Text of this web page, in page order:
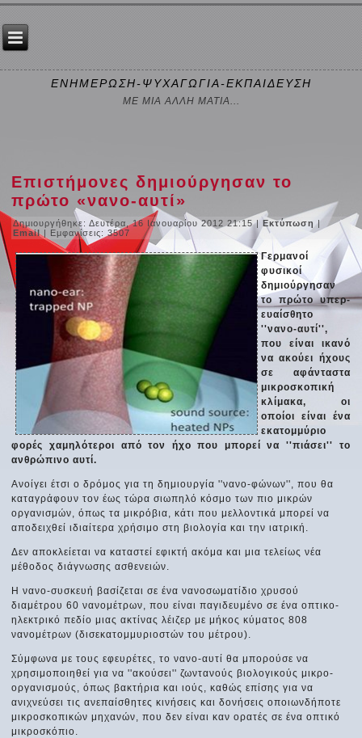
ΕΝΗΜΕΡΩΣΗ-ΨΥΧΑΓΩΓΙΑ-ΕΚΠΑΙΔΕΥΣΗ
ΜΕ ΜΙΑ ΑΛΛΗ ΜΑΤΙΑ...
Επιστήμονες δημιούργησαν το
πρώτο «νανο-αυτί»
Δημιουργήθηκε: Δευτέρα, 16 Ιανουαρίου 2012 21:15|Εκτύπωση|
Email | Εμφανίσεις: 3507
Γερμανοί
φυσικοί
δημιούργησαν
το πρώτο υπερ-
ευαίσθητο
''νανο-αυτί'',
που είναι ικανό
να ακούει ήχους
σε αφάνταστα
μικροσκοπική
κλίμακα, οι
οποίοι είναι ένα
εκατομμύριο
φορές χαμηλότεροι από τον ήχο που μπορεί να ''πιάσει'' το
ανθρώπινο αυτί.
Ανοίγει έτσι ο δρόμος για τη δημιουργία ''νανο-φώνων'', που θα
καταγράφουν τον έως τώρα σιωπηλό κόσμο των πιο μικρών
οργανισμών, όπως τα μικρόβια, κάτι που μελλοντικά μπορεί να
αποδειχθεί ιδιαίτερα χρήσιμο στη βιολογία και την ιατρική.
Δεν αποκλείεται να καταστεί εφικτή ακόμα και μια τελείως νέα
μέθοδος διάγνωσης ασθενειών.
Η νανο-συσκευή βασίζεται σε ένα νανοσωματίδιο χρυσού
διαμέτρου 60 νανομέτρων, που είναι παγιδευμένο σε ένα οπτικο-
ηλεκτρικό πεδίο μιας ακτίνας λέιζερ με μήκος κύματος 808
νανομέτρων (δισεκατομμυριοστών του μέτρου).
Σύμφωνα με τους εφευρέτες, το νανο-αυτί θα μπορούσε να
χρησιμοποιηθεί για να ''ακούσει'' ζωντανούς βιολογικούς μικρο-
οργανισμούς, όπως βακτήρια και ιούς, καθώς επίσης για να
ανιχνεύσει τις ανεπαίσθητες κινήσεις και δονήσεις οποιωνδήποτε
μικροσκοπικών μηχανών, που δεν είναι καν ορατές σε ένα οπτικό
μικροσκόπιο.